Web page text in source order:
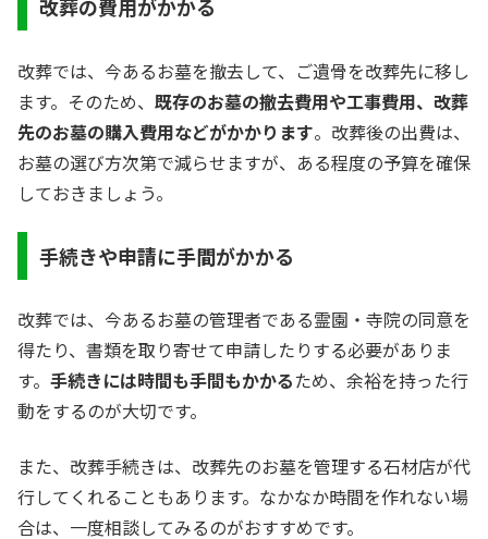
改葬の費用がかかる
改葬では、今あるお墓を撤去して、ご遺骨を改葬先に移し
ます。そのため、 既存のお墓の撤去費用や工事費用、改葬
先のお墓の購入費用などがかかります。改葬後の出費は、
お墓の選び方次第で減らせますが、ある程度の予算を確保
しておきましょう。
手続きや申請に手間がかかる
改葬では、今あるお墓の管理者である霊園・寺院の同意を
得たり、書類を取り寄せて申請したりする必要がありま
す。 手続きには時間も手間もかかるため、余裕を持った行
動をするのが大切です。
また、改葬手続きは、改葬先のお墓を管理する石材店が代
行してくれることもあります。なかなか時間を作れない場
合は、一度相談してみるのがおすすめです。